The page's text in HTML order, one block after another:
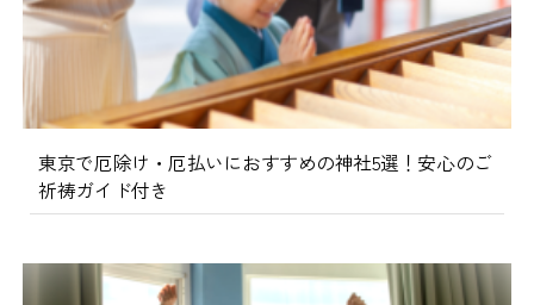
東京で厄除け・厄払いにおすすめの神社5選！安心のご
祈祷ガイド付き